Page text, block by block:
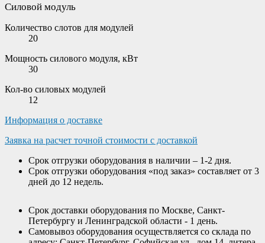
Силовой модуль
Количество слотов для модулей
20
Мощность силового модуля, кВт
30
Кол-во силовых модулей
12
Информация о доставке
Заявка на расчет точной стоимости с доставкой
Срок отгрузки оборудования в наличии – 1-2 дня.
Срок отгрузки оборудования «под заказ» составляет от 3
дней до 12 недель.
Срок доставки оборудования по Москве, Санкт-
Петербургу и Ленинградской области - 1 день.
Самовывоз оборудования осуществляется со склада по